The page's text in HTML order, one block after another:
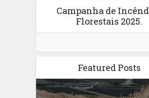
Campanha de
Florestais 2025.
Featured Posts